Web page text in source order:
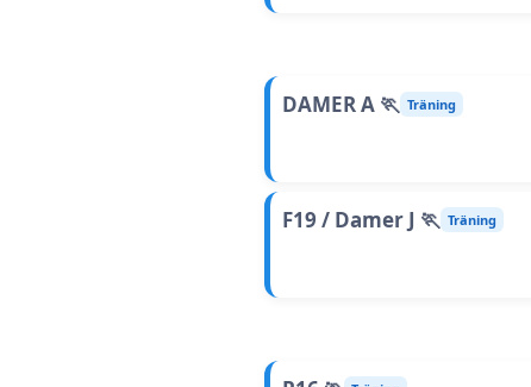
DAMER A 🏃 Träning
F19 / Damer J 🏃 Träning